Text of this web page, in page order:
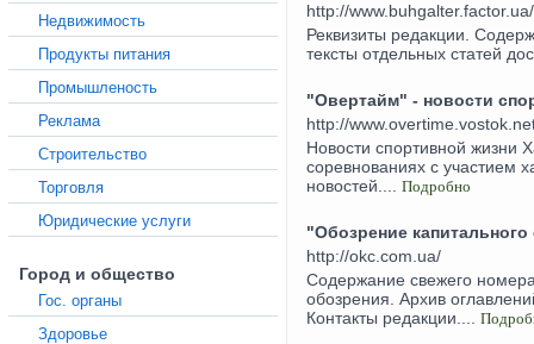
Недвижимость
Продукты питания
Промышленость
Реклама
Строительство
Торговля
Юридические услуги
Город и общество
Гос. органы
Здоровье
http://www.buhgalter.factor.ua/
Реквизиты редакции.
тексты отдельных статей
"Овертайм" - новости
http://
Новости спортивной жизни
соревнованиях с участием
новостей.... Подробно
"Обозрение
http://okc.com.ua/
Содержание свежего
обозрения. Архив
Контакты редакции....